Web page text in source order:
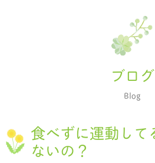
ブログ
Blog
食べずに運動して
ないの？